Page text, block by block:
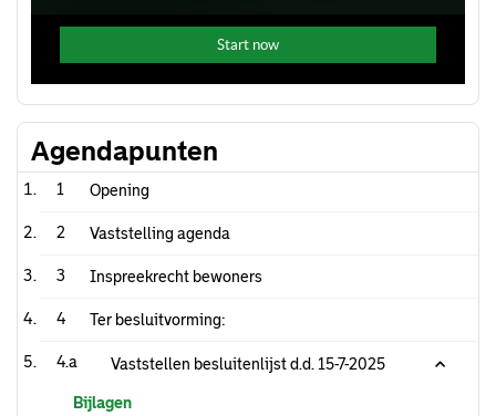
Agendapunten
1 Opening
2 Vaststelling agenda
3 Inspreekrecht bewoners
4 Ter besluitvorming:
4.a Vaststellen besluitenlijst d.d. 15-7-2025
Bijlagen